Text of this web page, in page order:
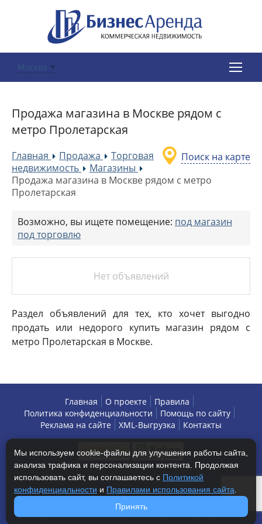
Москва
Продажа магазина в Москве рядом с
метро Пролетарская
Поиск на карте
Главная »Продажа »
Торговая
недвижимость
»Магазины
Продажа магазина в Москве рядом с метро
Пролетарская
Возможно, вы ищете помещение: под магазин
под торговлю
Нет объявлений
Раздел объявлений для тех, кто хочет выгодно
продать или недорого купить магазин рядом с
метро Пролетарская в Москве.
Главная О проекте
Правила
Политика конфиденциальности
Помощь по сайту
Реклама на сайте
XML-Выгрузка Контакты
Copyright © 2013-2026 БизнесАренда - коммерческая
недвижимость, г. Москва. Все права защищены.
Мы используем cookie-файлы для улучшения работы сайта,
анализа трафика и персонализации контента. Продолжая
использовать сайт, вы соглашаетесь с Политикой
конфиденциальности и Правилами использования сайта
Принять